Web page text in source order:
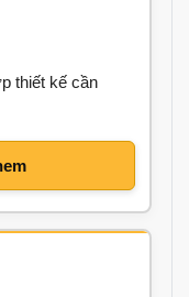
thiết kế cần